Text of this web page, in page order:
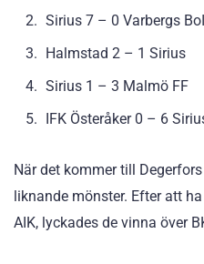
Sirius 7 – 0 Varbergs
Halmstad 2 – 1 Sirius
Sirius 1 – 3 Malmö FF
IFK Österåker 0 – 6
När det kommer till
liknande mönster. Efter att
AIK, lyckades de vinna över